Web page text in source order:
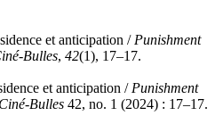
et anticipation / Punishment
Bulles, 42(1), 17–17.
et anticipation / Punishment
Ciné-Bulles 42, no. 1 (2024) : 17–17.